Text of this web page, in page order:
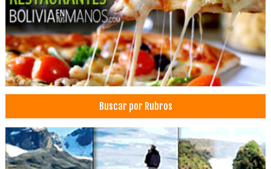
Restaurantes: Comida Criolla
Restaurantes
Bebidas
Construcciones
Materiales de Construcción
Alquiler de Casas, Oficinas, Departamentos
Bienes Raíces
Bienes inmuebles
Buscar por Rubros